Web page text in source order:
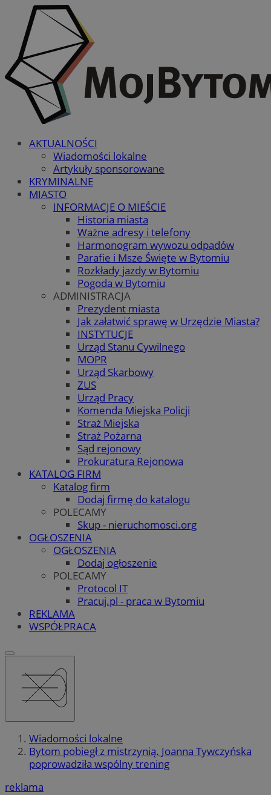
AKTUALNOŚCI
Wiadomości lokalne
Artykuły sponsorowane
KRYMINALNE
MIASTO
INFORMACJE O MIEŚCIE
Historia miasta
Ważne adresy i telefony
Harmonogram wywozu odpadów
Parafie i Msze Święte w Bytomiu
Rozkłady jazdy w Bytomiu
Pogoda w Bytomiu
ADMINISTRACJA
Prezydent miasta
Jak załatwić sprawę w Urzędzie Miasta?
INSTYTUCJE
Urząd Stanu Cywilnego
MOPR
Urząd Skarbowy
ZUS
Urząd Pracy
Komenda Miejska Policji
Straż Miejska
Straż Pożarna
Sąd rejonowy
Prokuratura Rejonowa
KATALOG FIRM
Katalog firm
Dodaj firmę do katalogu
POLECAMY
Skup - nieruchomosci.org
OGŁOSZENIA
OGŁOSZENIA
Dodaj ogłoszenie
POLECAMY
Protocol IT
Pracuj.pl - praca w Bytomiu
REKLAMA
WSPÓŁPRACA
Wiadomości lokalne
Bytom pobiegł z mistrzynią. Joanna Tywczyńska
poprowadziła wspólny trening
reklama